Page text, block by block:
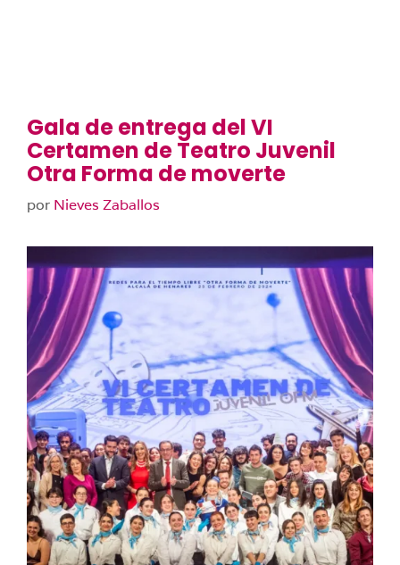
Gala de entrega del VI
Certamen de Teatro Juvenil
Otra Forma de moverte
por Nieves Zaballos